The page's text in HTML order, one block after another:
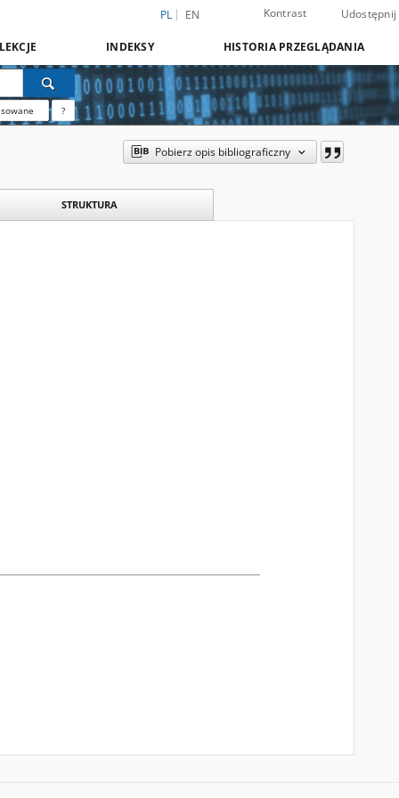
PL EN Kontrast Udostępnij
INDEKSY HISTORIA PRZEGLĄDANIA
?
Pobierz opis bibliograficzny
STRUKTURA